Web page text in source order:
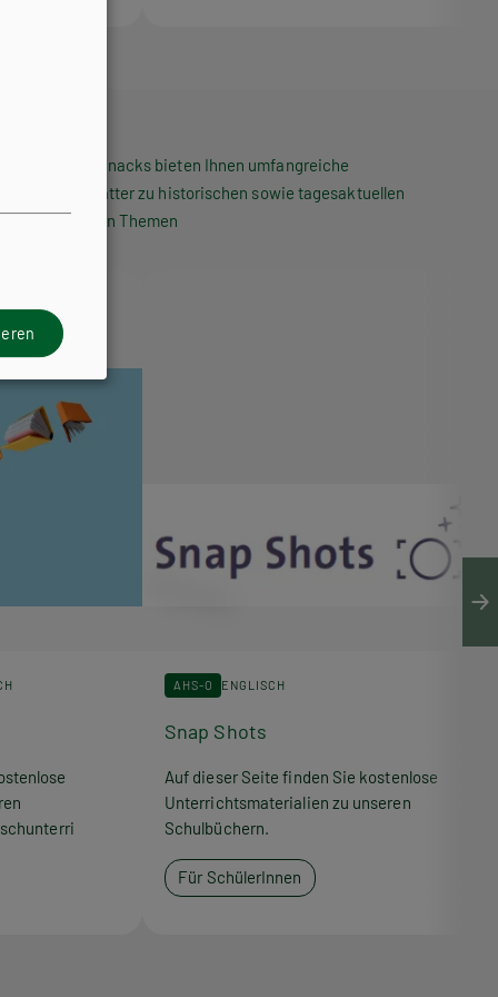
Die HPT Snacks bieten Ihnen umfangreiche
Arbeitsblätter zu historischen sowie tagesaktuellen
politischen Themen
AHS-O ENGLISCH
Snap Shots
Auf dieser Seite finden Sie kostenlose
Unterrichtsmaterialien zu unseren
Schulbüchern.
Für SchülerInnen